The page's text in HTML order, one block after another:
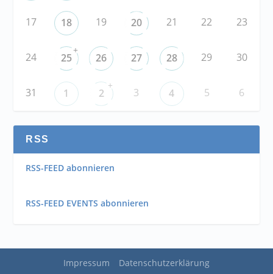
17 18 19 20 21 22 23
24 25
+
26 27 28 29 30
31 1 2
+
3 4 5 6
RSS
RSS-FEED abonnieren
RSS-FEED EVENTS abonnieren
Impressum Datenschutzerklärung